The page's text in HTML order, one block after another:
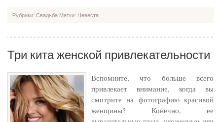
Рубрики: Свадьба Метки: Невеста
Три кита женской привлекательности
Вспомните, что больше всего
привлекает внимание, когда вы
смотрите на фотографию красивой
женщины? Конечно, ее